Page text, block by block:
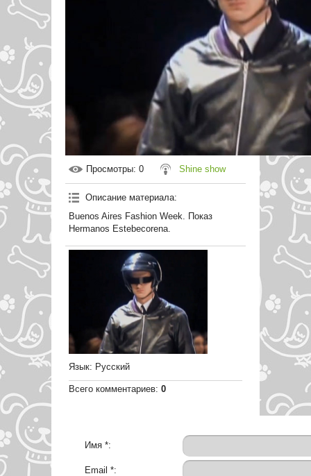
Просмотры: 0 Shine show
Описание материала:
Buenos Aires Fashion Week. Показ
Hermanos Estebecorena.
Язык: Русский
Всего комментариев: 0
Имя *:
Email *: